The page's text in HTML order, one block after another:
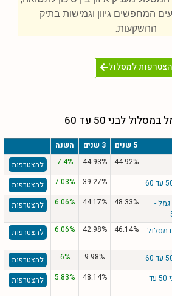
המחפשים גיוון וגמישות בתיק
ההשקעות.
הצטרפות למסלול
לבני 50 עד 60
5 שנים 3 שנים
השנה
44.92%
44.93%
7.4%
להצטרפות
39.27%
7.03%
להצטרפות
-
48.33%
44.17%
6.06% להצטרפות
מסלול
46.14%
42.98%
6.06% להצטרפות
9.98%
6%
להצטרפות
אינפיניטי גמל מסלול לבני 50 עד
48.14%
5.83% להצטרפות